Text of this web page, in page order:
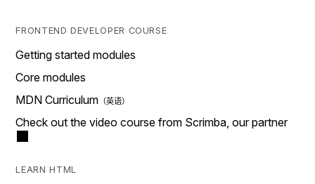
FRONTEND DEVELOPER COURSE
Getting started modules
Core modules
MDN Curriculum
Check out the video course from Scrimba, our partner
LEARN HTML